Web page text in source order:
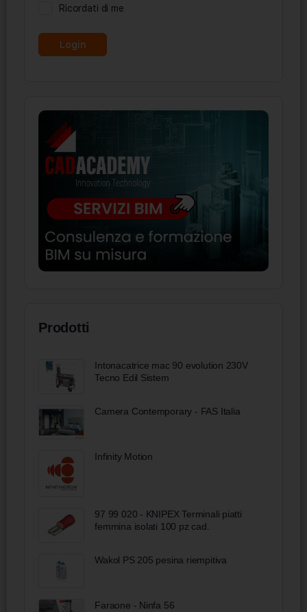
Ricordati di me
Prodotti
Intonacatrice mac 90 evolution 230V
Tecno Edil Sistem
Camera Contemporary - FAS Italia
Infinity Motion
97 99 020 - KNIPEX Terminali piatti
femmina isolati 100 pz cad.
Wakol PS 205 pesina riempitiva
Faraone - Ninfa 56